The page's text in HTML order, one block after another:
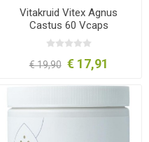
Vitakruid Vitex Agnus
Castus 60 Vcaps
€ 19,90 € 17,91